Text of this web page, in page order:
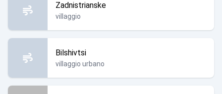
Zadnistrianske
villaggio
Bilshivtsi
villaggio urbano